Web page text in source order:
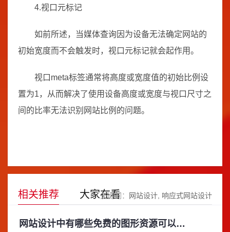
4.视口元标记
如前所述，当媒体查询因为设备无法确定网站的
初始宽度而不会触发时，视口元标记就会起作用。
视口meta标签通常将高度或宽度值的初始比例设
置为1，从而解决了使用设备高度或宽度与视口尺寸之
间的比率无法识别网站比例的问题。
相关推荐 大家在看
关键词： 网站设计 响应式网站设计
网站设计中有哪些免费的图形资源可以用于商业目的